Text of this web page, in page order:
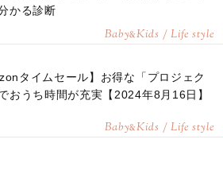
かる診断
Baby&Kids / Life style
タイムセール】お得な「プロジェク
おうち時間が充実【2024年8月16日】
Baby&Kids / Life style